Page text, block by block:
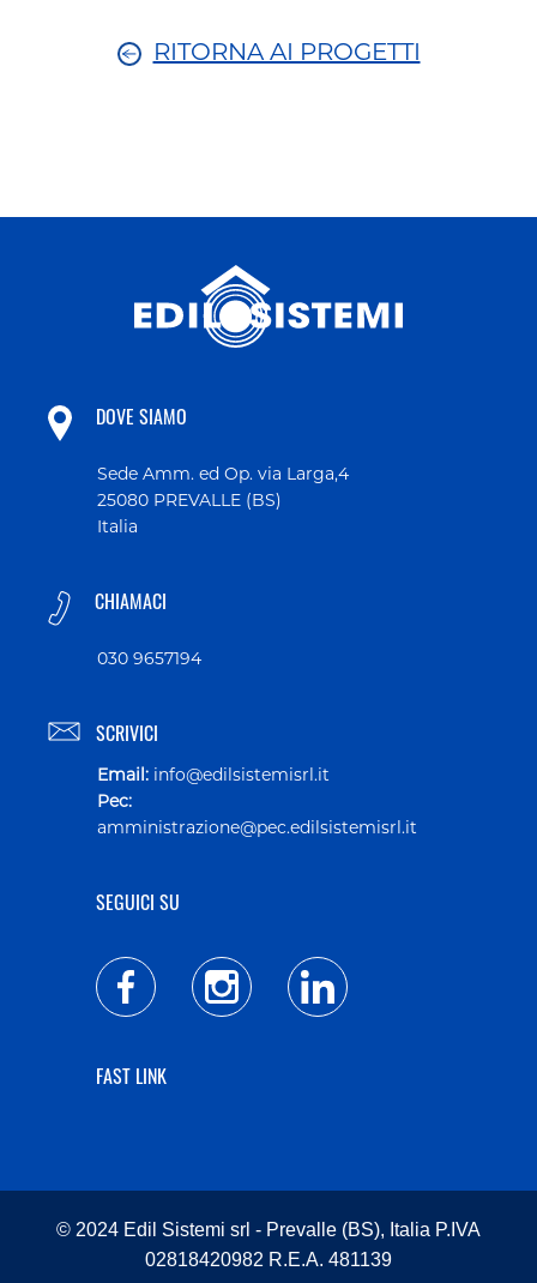
RITORNA AI PROGETTI
DOVE SIAMO
Sede Amm. ed Op. via Larga,4
25080 PREVALLE (BS)
Italia
CHIAMACI
030 9657194
SCRIVICI
Email: info@edilsistemisrl.it
Pec:
amministrazione@pec.edilsistemisrl.it
SEGUICI SU
FAST LINK
© 2024 Edil Sistemi srl - Prevalle (BS), Italia P.IVA
02818420982 R.E.A. 481139